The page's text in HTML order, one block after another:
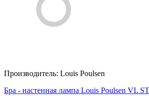
Производитель: Louis Poulsen
Бра - настенная лампа Louis Poulsen VL